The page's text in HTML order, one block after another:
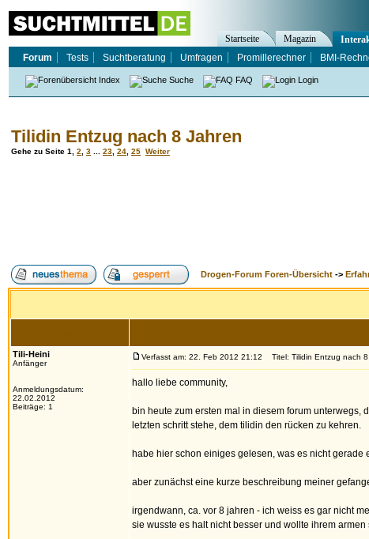
Tilidin Entzug nach 8 Jahren
Gehe zu Seite 1 2 3 23 24 25 Weiter
Drogen-Forum Foren-Übersicht ->
Tili-Heini
Anfänger
Anmeldungsdatum:
22.02.2012
Beiträge: 1
Verfasst am: 22. Feb 2012 21:12 Titel: Tilidin Entzug nach 8
hallo liebe community,
bin heute zum ersten mal in diesem forum unterwegs,
letzten schritt stehe, dem tilidin den rücken zu kehren.
habe hier schon einiges gelesen, was es nicht gerade
aber zunächst eine kurze beschreibung meiner
irgendwann, ca. vor 8 jahren - ich weiss es gar nicht
sie wusste es halt nicht besser und wollte ihrem
Startseite Magazin
Forum
Tests Suchtberatung Umfragen Promillerechner BMI-
Index Suche FAQ Login